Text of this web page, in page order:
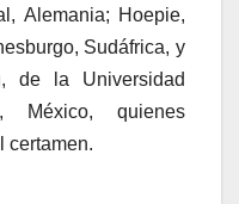
Alemania; Hoepie,
Sudáfrica, y
de la Universidad
México, quienes
certamen.